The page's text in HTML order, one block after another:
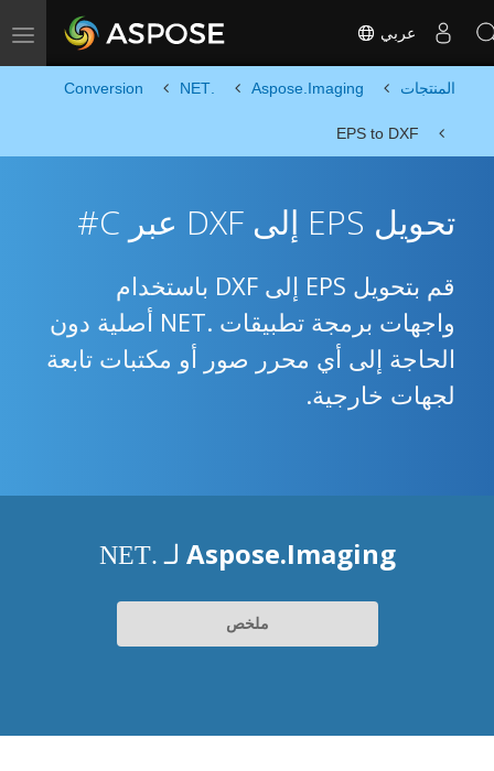
Toggle navigation عربي
المنتجات Aspose.Imaging
Conversion
EPS to DXF
تحويل EPS إلى DXF عبر C#
قم بتحويل EPS إلى DXF باستخدام
واجهات برمجة تطبيقات .NET أصلية دون
الحاجة إلى أي محرر صور أو مكتبات تابعة
لجهات خارجية.
Aspose.Imaging لـ .NET
ملخص